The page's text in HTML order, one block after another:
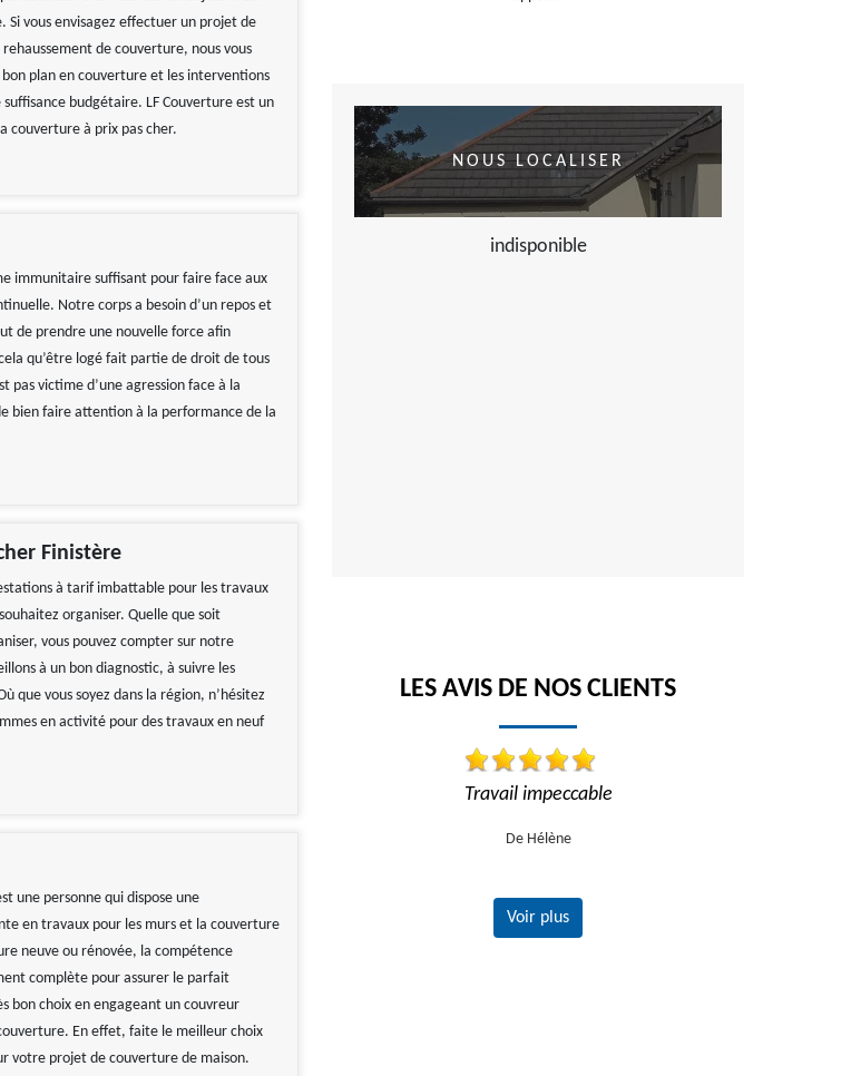
vous envisagez effectuer un projet de
de couverture, nous vous
plan en couverture et les interventions
budgétaire. LF Couverture est un
couverture à prix pas cher.
immunitaire suffisant pour faire face aux
Notre corps a besoin d’un repos et
de prendre une nouvelle force afin
qu’être logé fait partie de droit de tous
pas victime d’une agression face à la
bien faire attention à la performance de la
Finistère
à tarif imbattable pour les travaux
organiser. Quelle que soit
vous pouvez compter sur notre
à un bon diagnostic, à suivre les
que vous soyez dans la région, n’hésitez
en activité pour des travaux en neuf
une personne qui dispose une
en travaux pour les murs et la couverture
neuve ou rénovée, la compétence
complète pour assurer le parfait
bon choix en engageant un couvreur
En effet, faite le meilleur choix
votre projet de couverture de maison.
NOUS LOCALISER
indisponible
LES AVIS DE NOS CLIENTS
Travail impeccable
De Hélène
Voir plus